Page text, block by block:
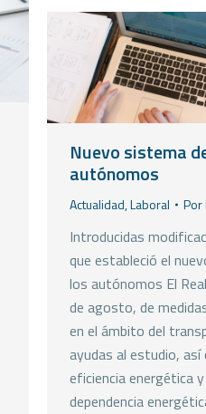
Nuevo sistema
autónomos
Actualidad,Laboral Por
Introducidas
que estableció el
los autónomos El
de agosto, de
en el ámbito del
ayudas al estudio,
eficiencia energética
dependencia